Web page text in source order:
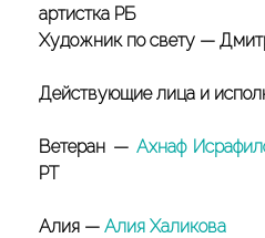
артистка РБ
Художник по свету —
Действующие лица и
Ветеран — Ахнаф
РТ
Алия — Алия Халикова